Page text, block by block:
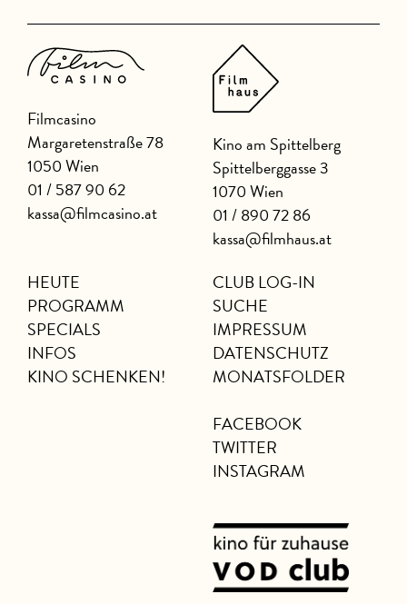
Filmcasino
Margaretenstraße 78
1050 Wien
01 / 587 90 62
kassa@filmcasino.at
Kino am Spittelberg
Spittelberggasse 3
1070 Wien
01 / 890 72 86
kassa@filmhaus.at
HEUTE
PROGRAMM
SPECIALS
INFOS
KINO SCHENKEN!
CLUB LOG-IN
SUCHE
IMPRESSUM
DATENSCHUTZ
MONATSFOLDER
FACEBOOK
TWITTER
INSTAGRAM